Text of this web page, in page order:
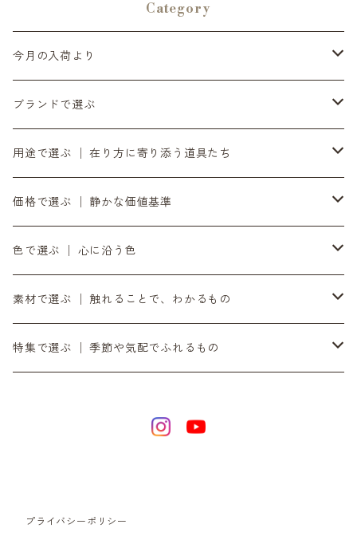
Category
今月の入荷より
6月の入荷便り
7月の入荷便り
8月の入荷便り
10月の入荷便り
11月の入荷便り
12月の入荷便り
ブランドで選ぶ
INASENA SOUNDS │ イナセナサウンズ
to UTAU │ うたうへ
OZOPS │ オズオプス
SANDPRODUCT │ サンドプロダクト
センティ │ SENTI
SENTIのベルト
用途で選ぶ │ 在り方に寄り添う道具たち
持ち歩く道具 │ バッグ・財布・ポーチ・スマホストラップ
軸をととのえる │ 時計・ベルト
書く・置く・添える │ ペン立て・コースター
余白をつくる｜ミラー・プランター・インテリア
価格で選ぶ │ 静かな価値基準
気負わず選ぶ │ 〜¥9,999
日々に添える │ ¥10,000〜¥19,999
時間とともに在る │ ¥20,000〜
色で選ぶ │ 心に沿う色
黒
銀
素材で選ぶ │ 触れることで、わかるもの
ダイニーマレザー
特集で選ぶ │ 季節や気配でふれるもの
プライバシーポリシー